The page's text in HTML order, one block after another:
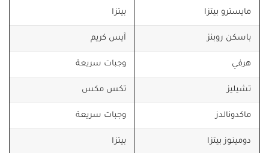
مايسترو بيتزا بيتزا
باسكن روبنز آيس كريم
هرفي وجبات سريعة
تشيليز تكس مكس
ماكدونالدز وجبات سريعة
دومينوز بيتزا بيتزا